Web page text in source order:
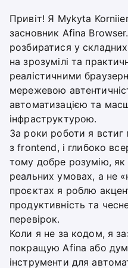
Привіт! Я Mykyta
засновник Afina
розбиратися у
на зрозумілі та
реалістичними
мережевою
автоматизацією та
інфраструктурою.
За роки роботи я встиг
з frontend, і глибоко
тому добре розумію,
реальних умовах, а не
проєктах я роблю
продуктивність та
перевірок.
Коли я не за кодом, я
покращую Afina або
інструменти для